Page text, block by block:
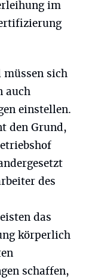
im
müssen sich
auch
einstellen.
den Grund,
des
das
körperlich
schaffen,